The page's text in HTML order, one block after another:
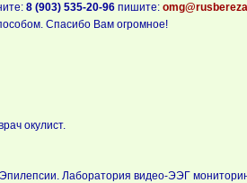
8 (903) 535-20-96 пишите:
Спасибо Вам огромное!
окулист.
Лаборатория видео-ЭЭГ